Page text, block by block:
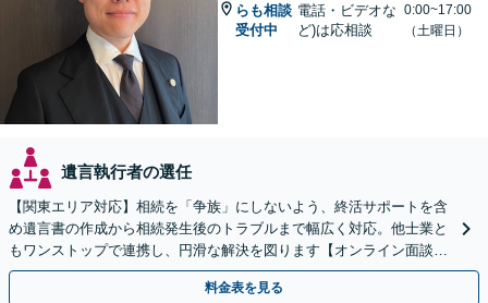
らも相談
受付中
電話・ビデオな
ど)は応相談
0:00~17:00
（土曜日）
遺言執行者の選任
【関東エリア対応】相続を「争族」にしないよう、終活サポートを含
め遺言書の作成から相続発生後のトラブルまで幅広く対応。他士業と
もワンストップで連携し、円滑な解決を図ります【オンライン面談対
応】【出張相談OK】
料金表を見る